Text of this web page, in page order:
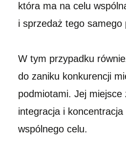
która ma na celu
i sprzedaż tego samego
W tym przypadku
do zaniku konkurencji
podmiotami. Jej miejsce
integracja i koncentracja
wspólnego celu.